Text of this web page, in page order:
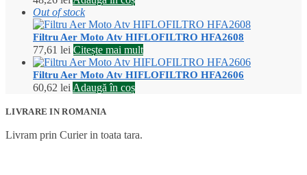
Out of stock
Filtru Aer Moto Atv HIFLOFILTRO HFA2608
77,61 lei Citește mai mult
Filtru Aer Moto Atv HIFLOFILTRO HFA2606
60,62 lei Adaugă în coș
LIVRARE IN ROMANIA
Livram prin Curier in toata tara.